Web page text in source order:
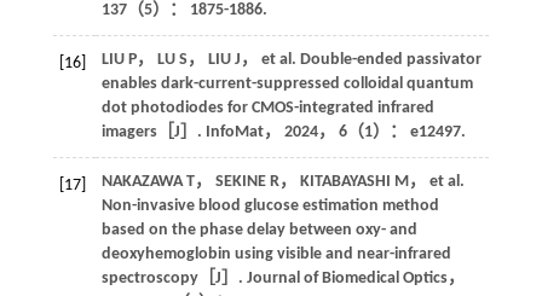
137（5）： 1875-1886.
[16] LIU P， LU S ， LIU J ， et al. Double-ended passivator
enables dark-current-suppressed colloidal quantum
dot photodiodes for CMOS-integrated infrared
imagers［J］. InfoMat， 2024， 6（1）： e12497.
[17] NAKAZAWA T， SEKINE R， KITABAYASHI M， et al.
Non-invasive blood glucose estimation method
based on the phase delay between oxy- and
deoxyhemoglobin using visible and near-infrared
spectroscopy［J］. Journal of Biomedical Optics，